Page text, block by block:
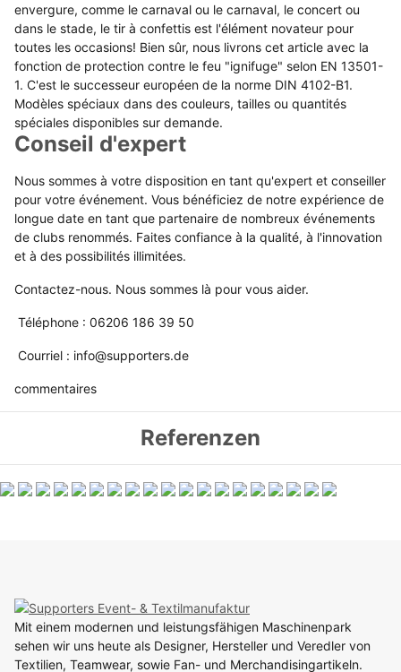
envergure, comme le carnaval ou le carnaval, le concert ou
dans le stade, le tir à confettis est l'élément novateur pour
toutes les occasions! Bien sûr, nous livrons cet article avec la
fonction de protection contre le feu "ignifuge" selon EN 13501-
1. C'est le successeur européen de la norme DIN 4102-B1.
Modèles spéciaux dans des couleurs, tailles ou quantités
spéciales disponibles sur demande.
Conseil d'expert
Nous sommes à votre disposition en tant qu'expert et conseiller
pour votre événement. Vous bénéficiez de notre expérience de
longue date en tant que partenaire de nombreux événements
de clubs renommés. Faites confiance à la qualité, à l'innovation
et à des possibilités illimitées.
Contactez-nous. Nous sommes là pour vous aider.
Téléphone : 06206 186 39 50
Courriel : info@supporters.de
commentaires
Referenzen
Mit einem modernen und leistungsfähigen Maschinenpark
sehen wir uns heute als Designer, Hersteller und Veredler von
Textilien, Teamwear, sowie Fan- und Merchandisingartikeln.